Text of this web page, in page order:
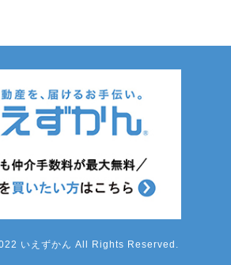
いえずかん All Rights Reserved.